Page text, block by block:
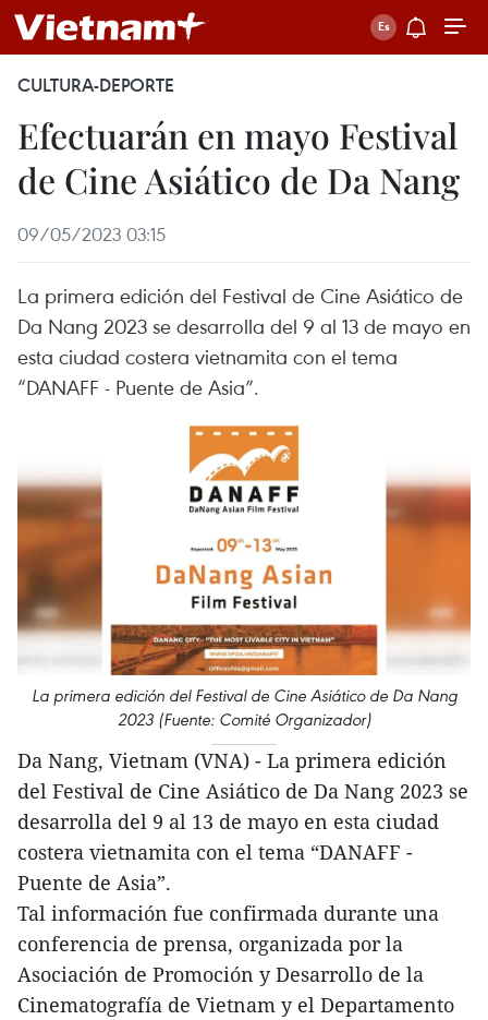
CULTURA-DEPORTE
Efectuarán en mayo Festival
de Cine Asiático de Da Nang
09/05/2023 03:15
La primera edición del Festival de Cine Asiático de
Da Nang 2023 se desarrolla del 9 al 13 de mayo en
esta ciudad costera vietnamita con el tema
“DANAFF - Puente de Asia”.
La primera edición del Festival de Cine Asiático de Da Nang
2023 (Fuente: Comité Organizador)
Da Nang, Vietnam (VNA) - La primera edición
del Festival de Cine Asiático de Da Nang 2023 se
desarrolla del 9 al 13 de mayo en esta ciudad
costera vietnamita con el tema “DANAFF -
Puente de Asia”.
Tal información fue confirmada durante una
conferencia de prensa, organizada por la
Asociación de Promoción y Desarrollo de la
Cinematografía de Vietnam y el Departamento